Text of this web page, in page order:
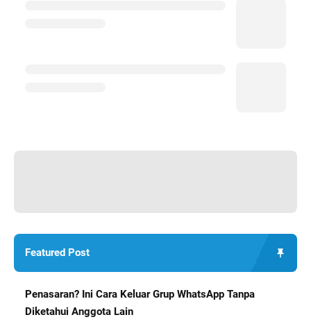
Featured Post
Penasaran? Ini Cara Keluar Grup WhatsApp Tanpa
Diketahui Anggota Lain